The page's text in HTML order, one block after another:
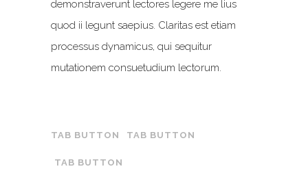
demonstraverunt lectores legere me lius
quod ii legunt saepius. Claritas est etiam
processus dynamicus, qui sequitur
mutationem consuetudium lectorum.
TAB BUTTON TAB BUTTON
TAB BUTTON